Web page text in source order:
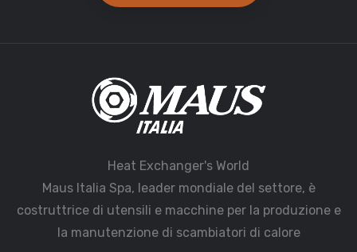
Heat Exchanger's World
Maus Italia Spa, leader mondiale del settore, è
costruttrice di utensili e macchine per la produzione e
la manutenzione di scambiatori di calore